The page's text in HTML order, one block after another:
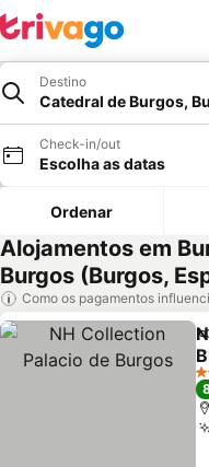
Destino
Catedral de Burgos,
Check-in/out
Escolha as datas
Ordenar
Alojamentos em
Burgos (Burgos,
Como os pagamentos
4